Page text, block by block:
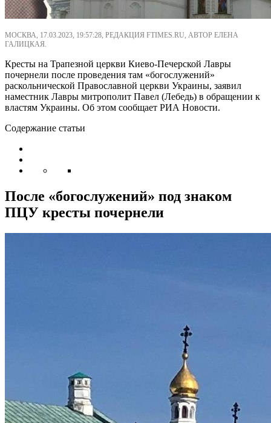
МОСКВА, 17.03.2023, 19:57:28, РЕДАКЦИЯ FTIMES.RU, АВТОР ЕЛЕНА
ГАЛИЦКАЯ.
Кресты на Трапезной церкви Киево-Печерской Лавры
почернели после проведения там «богослужений»
раскольнической Православной церкви Украины, заявил
наместник Лавры митрополит Павел (Лебедь) в обращении к
властям Украины. Об этом сообщает РИА Новости.
Содержание статьи
После «богослужений» под знаком
ПЦУ кресты почернели